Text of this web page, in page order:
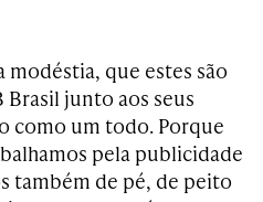
modéstia, que estes são
junto aos seus
como um todo. Porque
pela publicidade
também de pé, de peito